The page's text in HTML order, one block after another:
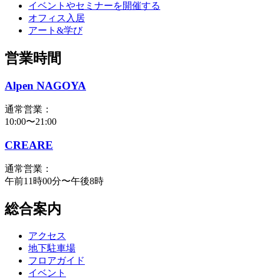
イベントやセミナーを開催する
オフィス入居
アート&学び
営業時間
Alpen NAGOYA
通常営業：
10:00〜21:00
CREARE
通常営業：
午前11時00分〜午後8時
総合案内
アクセス
地下駐車場
フロアガイド
イベント